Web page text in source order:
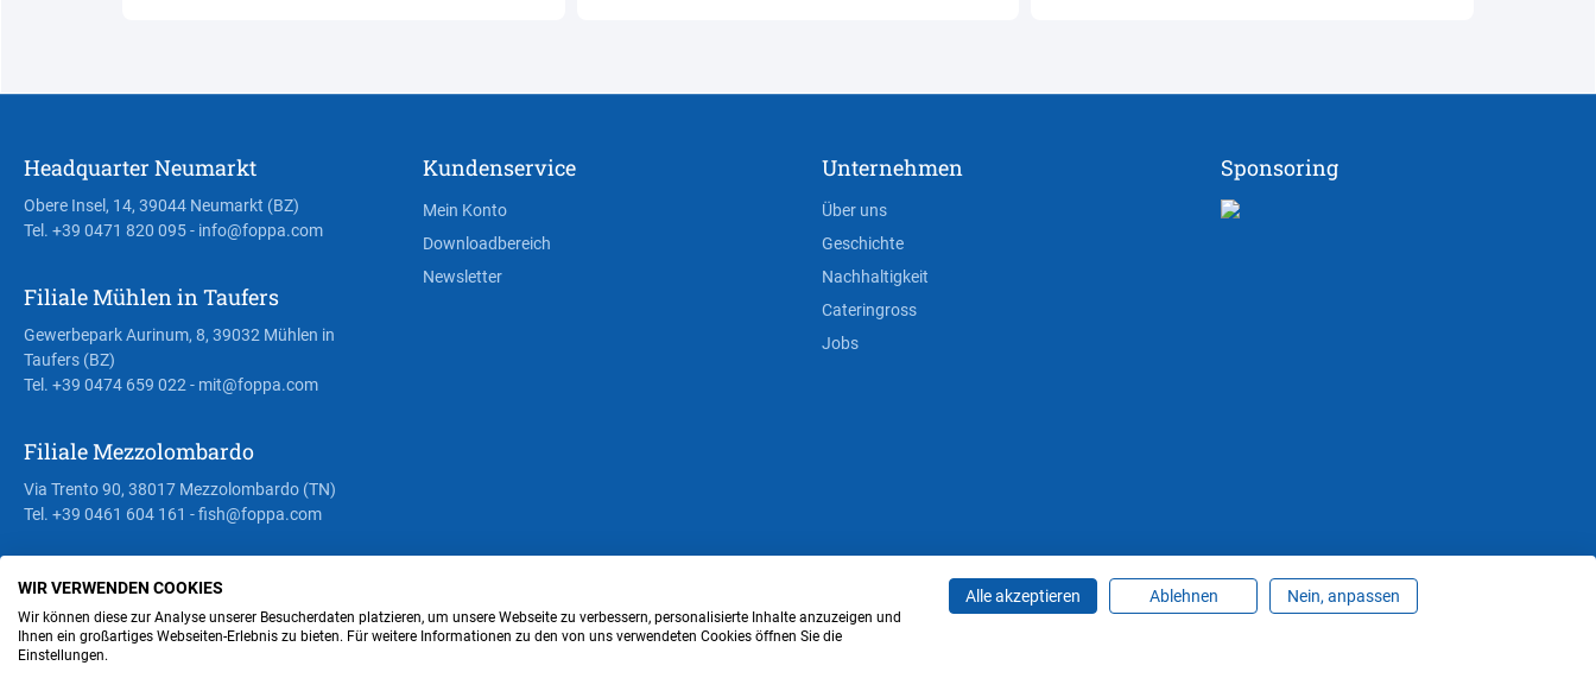
Headquarter Neumarkt
Obere Insel, 14, 39044 Neumarkt (BZ)
Tel. +39 0471 820 095- info@foppa.com
Filiale Mühlen in Taufers
Gewerbepark Aurinum, 8, 39032 Mühlen in
Taufers (BZ)
Tel. +39 0474 659 022 - mit@foppa.com
Filiale Mezzolombardo
Via Trento 90, 38017 Mezzolombardo (TN)
Tel. +39 0461 604 161 - fish@foppa.com
Kundenservice
Mein Konto
Downloadbereich
Newsletter
Unternehmen
Über uns
Geschichte
Nachhaltigkeit
Cateringross
Jobs
Sponsoring
Steuer- und MwSt.- Nr. IT00676670219 AGB Privacy Policy Impressum
Cookie-Einstellungen ändern
WIR VERWENDEN COOKIES
Wir können diese zur Analyse unserer Besucherdaten platzieren, um unsere Webseite zu verbessern, personalisierte Inhalte anzuzeigen und
Ihnen ein großartiges Webseiten-Erlebnis zu bieten. Für weitere Informationen zu den von uns verwendeten Cookies öffnen Sie die
Einstellungen.
Alle akzeptieren Ablehnen Nein, anpassen